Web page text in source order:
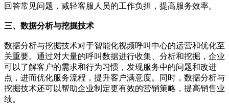
回答常见问题，减轻客服人员的工作负担，提高服务效率。
三、数据分析与挖掘技术
数据分析与挖掘技术对于智能化视频呼叫中心的运营和优化至
关重要。通过对大量的呼叫数据进行收集、分析和挖掘，企业
可以了解客户的需求和行为习惯，发现服务中的问题和改进
点，进而优化服务流程，提升客户满意度。同时，数据分析与
挖掘技术还可以帮助企业制定更有效的营销策略，提高销售业
绩。